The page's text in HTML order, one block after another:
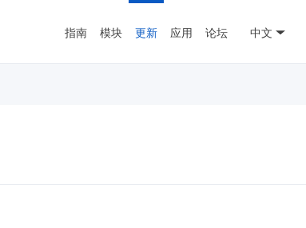
指南 模块 更新 应用 论坛 中文